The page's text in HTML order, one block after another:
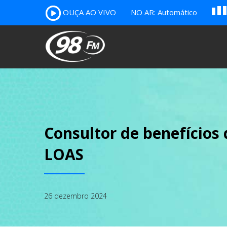
OUÇA AO VIVO NO AR: Automático B c
Consultor de benefícios
LOAS
26 dezembro 2024